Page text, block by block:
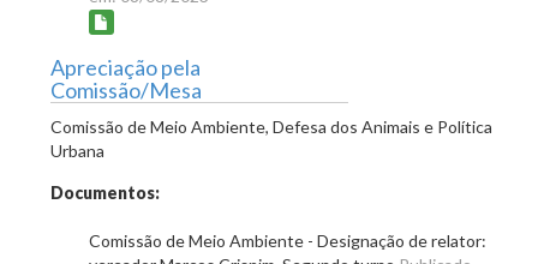
Apreciação pela
Comissão/Mesa
Comissão de Meio Ambiente, Defesa dos Animais e Política
Urbana
Documentos:
Comissão de Meio Ambiente - Designação de relator: